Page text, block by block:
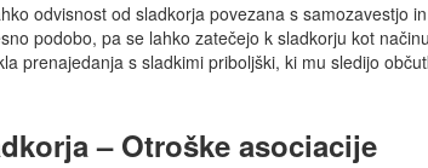
odvisnost od sladkorja povezana s samozavestjo
podobo, pa se lahko zatečejo k sladkorju kot
prenajedanja s sladkimi priboljški, ki mu sledijo
– Otroške asociacije